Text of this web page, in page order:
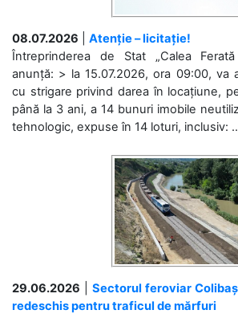
08.07.2026
Atenție – licitație!
Întreprinderea de Stat „Calea
anunță: > la 15.07.2026, ora 09:00, va
cu strigare privind darea în locațiune,
până la 3 ani, a 14 bunuri imobile
tehnologic, expuse în 14 loturi, inclusiv:
29.06.2026
Sectorul feroviar
redeschis pentru traficul de mărfuri